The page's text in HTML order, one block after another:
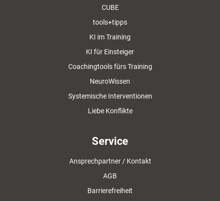
CUBE
tools+tipps
KI im Training
KI für Einsteiger
Coachingtools fürs Training
NeuroWissen
Systemische Interventionen
Liebe Konflikte
Service
Ansprechpartner / Kontakt
AGB
Barrierefreiheit